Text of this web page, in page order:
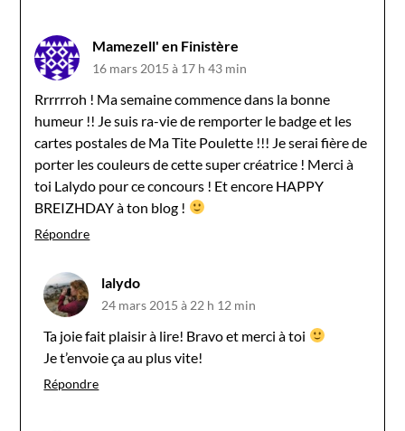
Mamezell' en Finistère
16 mars 2015 à 17 h 43 min
Rrrrrroh ! Ma semaine commence dans la bonne
humeur !! Je suis ra-vie de remporter le badge et les
cartes postales de Ma Tite Poulette !!! Je serai fière de
porter les couleurs de cette super créatrice ! Merci à
toi Lalydo pour ce concours ! Et encore HAPPY
BREIZHDAY à ton blog !
Répondre
lalydo
24 mars 2015 à 22 h 12 min
Ta joie fait plaisir à lire! Bravo et merci à toi
Je t’envoie ça au plus vite!
Répondre